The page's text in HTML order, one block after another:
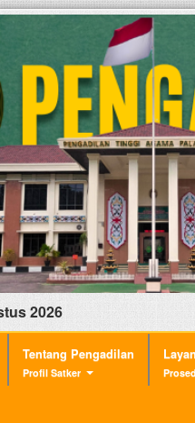
2026
Tentang Pengadilan
Profil Satker